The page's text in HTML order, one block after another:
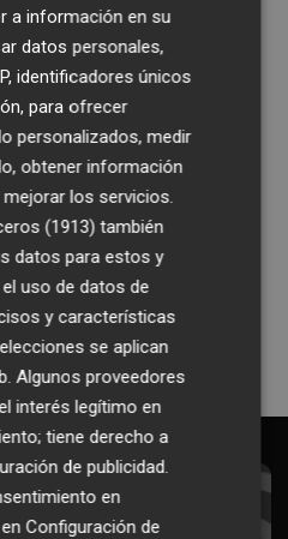
con buenas
goleador
actualidad de
en tu correo
al Boletín
a información en su
datos personales,
identificadores únicos
para ofrecer
personalizados, medir
obtener información
los servicios.
(1913) también
datos para estos y
uso de datos de
y características
se aplican
Algunos proveedores
interés legítimo en
tiene derecho a
de publicidad.
en
enConfiguración de